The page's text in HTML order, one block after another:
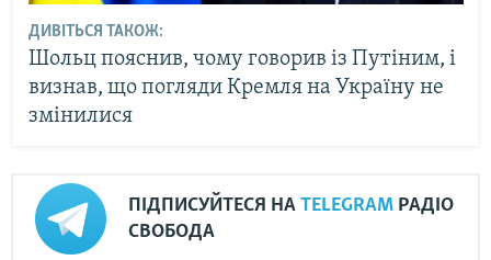
ДИВІТЬСЯ ТАКОЖ:
Шольц пояснив, чому говорив із Путіним, і
визнав, що погляди Кремля на Україну не
змінилися
ПІДПИСУЙТЕСЯ НА TELEGRAM РАДІО
СВОБОДА